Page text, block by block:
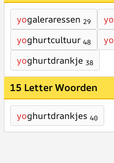
yogaleraressen 29 yo
yoghurtcultuur 48 yo
yoghurtdrankje 38
15 Letter Woorden
yoghurtdrankjes 40